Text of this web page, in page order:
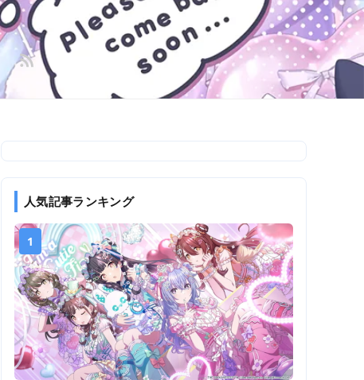
人気記事ランキング
1